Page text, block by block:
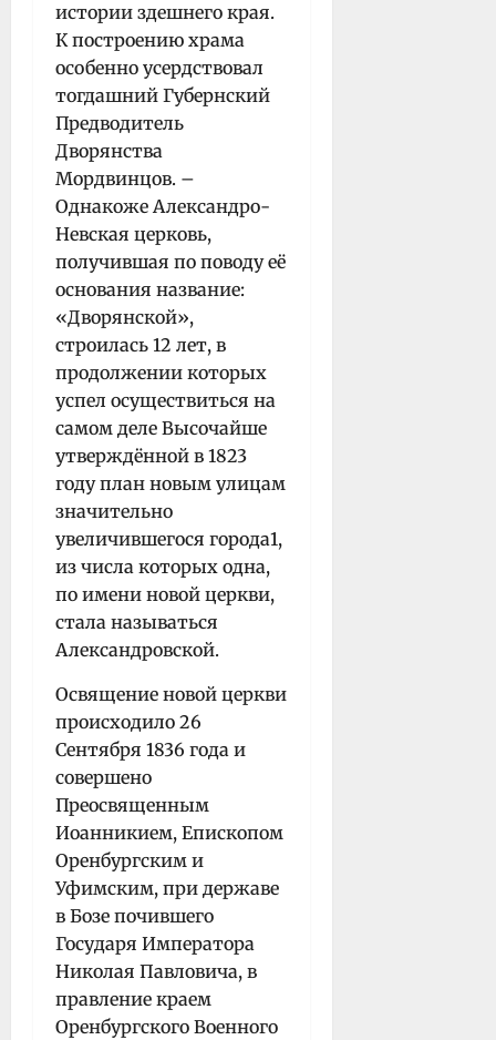
истории здешнего края.
К построению храма
особенно усердствовал
тогдашний Губернский
Предводитель
Дворянства
Мордвинцов. –
Однакоже Александро-
Невская церковь,
получившая по поводу её
основания название:
«Дворянской»,
строилась 12 лет, в
продолжении которых
успел осуществиться на
самом деле Высочайше
утверждённой в 1823
году план новым улицам
значительно
увеличившегося города1,
из числа которых одна,
по имени новой церкви,
стала называться
Александровской.
Освящение новой церкви
происходило 26
Сентября 1836 года и
совершено
Преосвященным
Иоанникием, Епископом
Оренбургским и
Уфимским, при державе
в Бозе почившего
Государя Императора
Николая Павловича, в
правление краем
Оренбургского Военного